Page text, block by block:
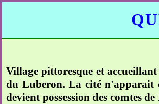
Village pittoresque et
du Luberon. La cité n'apparait
devient possession des comtes